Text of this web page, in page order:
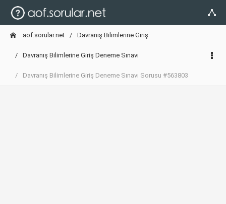
aof.sorular.net Davranış Bilimlerine Giriş
Davranış Bilimlerine Giriş Deneme Sınavı
Davranış Bilimlerine Giriş Deneme Sınavı Sorusu #563803